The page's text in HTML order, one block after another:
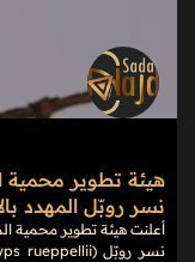
هيئة تطوير محمية
نسر روبّل المهدد
أعلنت هيئة تطوير محمية